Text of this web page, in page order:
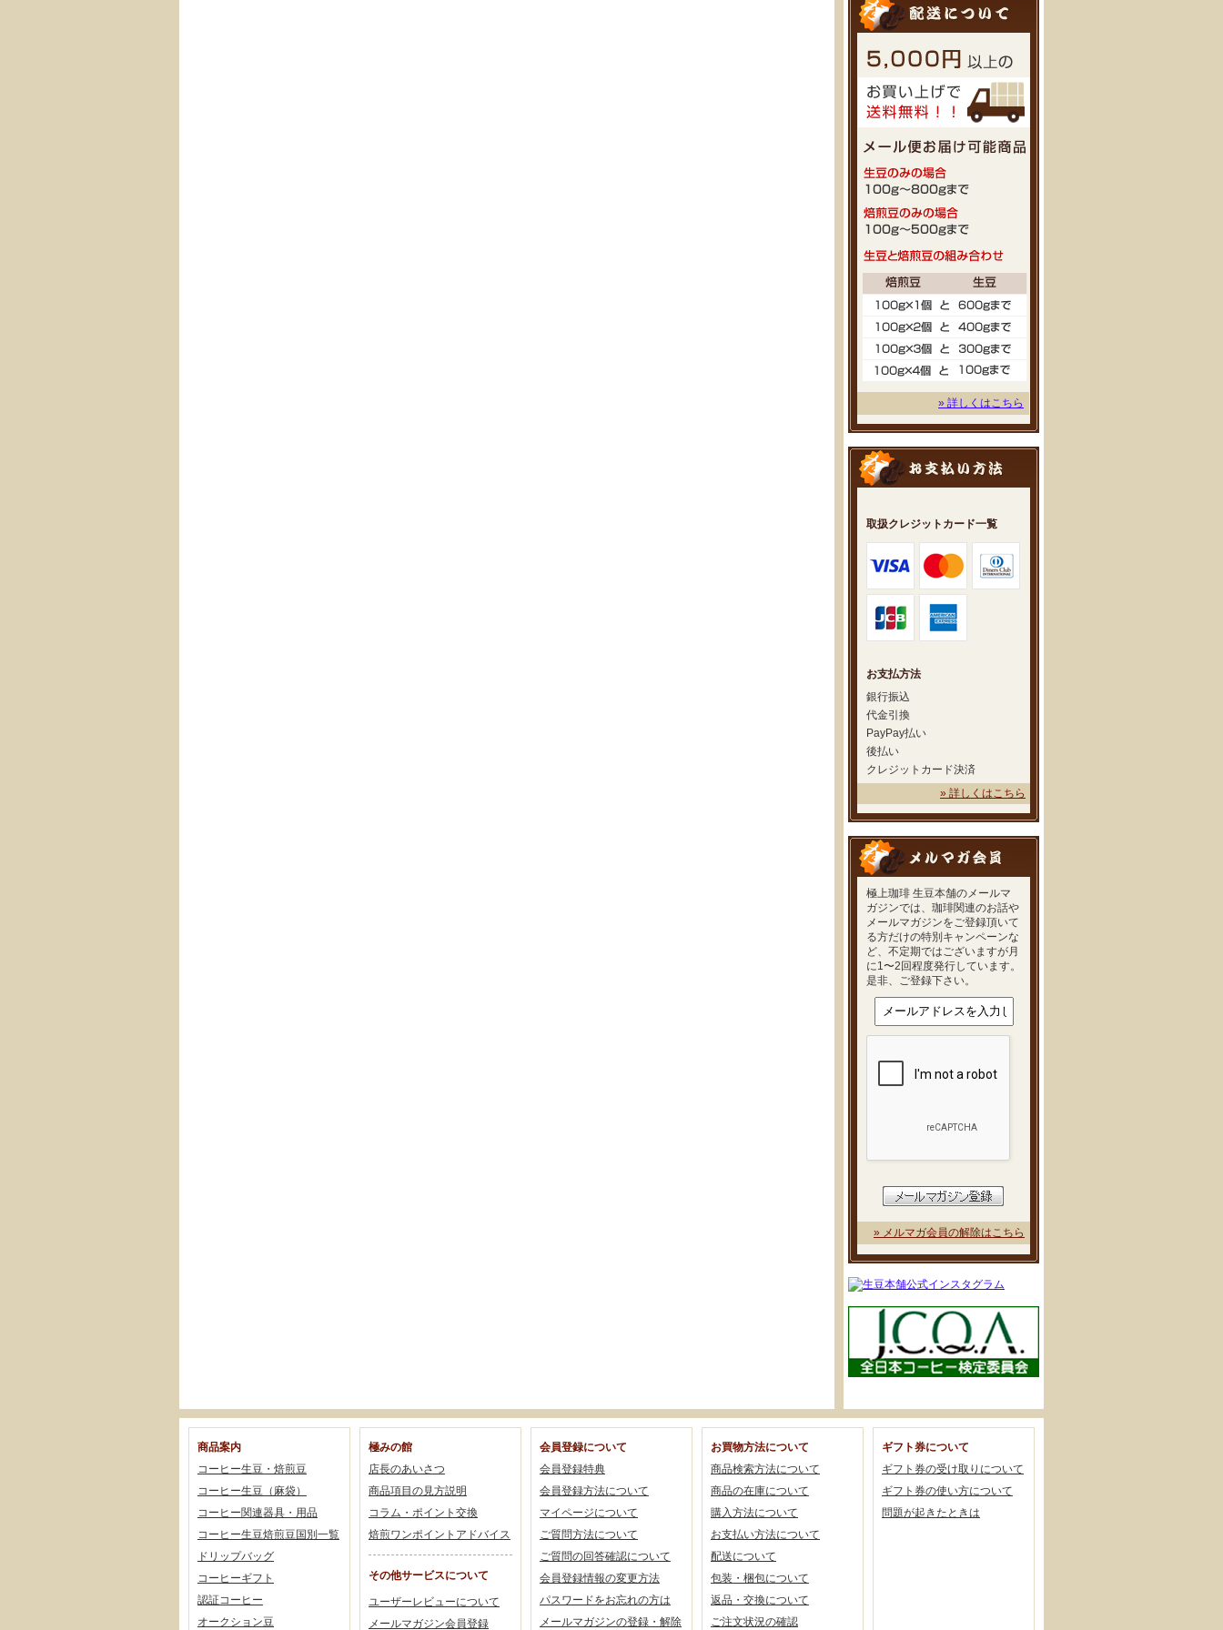
» 詳しくはこちら
取扱クレジットカード一覧
お支払方法
銀行振込
代金引換
PayPay払い
後払い
クレジットカード決済
» 詳しくはこちら
極上珈琲 生豆本舗のメールマ
ガジンでは、珈琲関連のお話や
メールマガジンをご登録頂いて
る方だけの特別キャンペーンな
ど、不定期ではございますが月
に1〜2回程度発行しています。
是非、ご登録下さい。
» メルマガ会員の解除はこちら
商品案内
コーヒー生豆・焙煎豆
コーヒー生豆（麻袋）
コーヒー関連器具・用品
コーヒー生豆焙煎豆国別一覧
ドリップバッグ
コーヒーギフト
認証コーヒー
オークション豆
極みの館
店長のあいさつ
商品項目の見方説明
コラム・ポイント交換
焙煎ワンポイントアドバイス
その他サービスについて
ユーザーレビューについて
メールマガジン会員登録
会員登録について
会員登録特典
会員登録方法について
マイページについて
ご質問方法について
ご質問の回答確認について
会員登録情報の変更方法
パスワードをお忘れの方は
メールマガジンの登録・解除
お買物方法について
商品検索方法について
商品の在庫について
購入方法について
お支払い方法について
配送について
包装・梱包について
返品・交換について
ご注文状況の確認
ギフト券について
ギフト券の受け取りについて
ギフト券の使い方について
問題が起きたときは